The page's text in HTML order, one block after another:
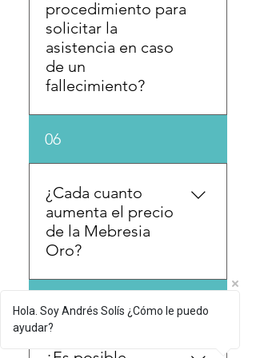
estrellas a nivel nacional. 2.
No cobrar ni ¢1 adicional al
momento de usar la
protección de la membresia.
procedimiento para
solicitar la
asistencia en caso
de un
fallecimiento?
El socio puede solicitar
asistencia a Funeraria
Metropolitana vía WhatsApp
o telefónica 24/7
06
¿Cada cuanto
aumenta el precio
de la Mebresia
Oro?
En apego al contrato de
Membresía Oro (con la
promoción vigente este
mes, el precio mensual no
07
Hola. Soy Andrés Solís ¿Cómo le puedo
ayudar?